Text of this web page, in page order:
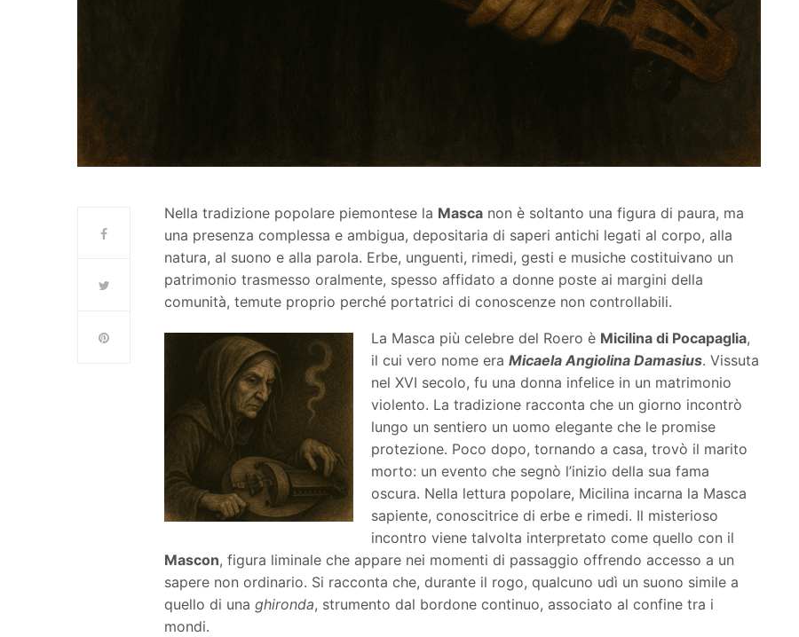
Nella tradizione popolare piemontese la Masca non è soltanto una figura di paura, ma
una presenza complessa e ambigua, depositaria di saperi antichi legati al corpo, alla
natura, al suono e alla parola. Erbe, unguenti, rimedi, gesti e musiche costituivano un
patrimonio trasmesso oralmente, spesso affidato a donne poste ai margini della
comunità, temute proprio perché portatrici di conoscenze non controllabili.
La Masca più celebre del Roero è Micilina di Pocapaglia,
il cui vero nome eraMicaela Angiolina Damasius. Vissuta
nel XVI secolo, fu una donna infelice in un matrimonio
violento. La tradizione racconta che un giorno incontrò
lungo un sentiero un uomo elegante che le promise
protezione. Poco dopo, tornando a casa, trovò il marito
morto: un evento che segnò l’inizio della sua fama
oscura. Nella lettura popolare, Micilina incarna la Masca
sapiente, conoscitrice di erbe e rimedi. Il misterioso
incontro viene talvolta interpretato come quello con il
Mascon, figura liminale che appare nei momenti di passaggio offrendo accesso a un
sapere non ordinario. Si racconta che, durante il rogo, qualcuno udì un suono simile a
quello di unaghironda, strumento dal bordone continuo, associato al confine tra i
mondi.